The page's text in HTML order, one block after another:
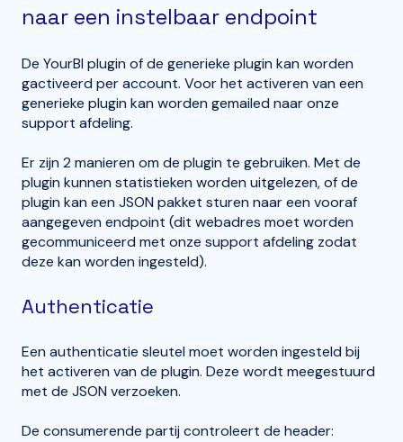
naar een instelbaar endpoint
De YourBI plugin of de generieke plugin kan worden
gactiveerd per account. Voor het activeren van een
generieke plugin kan worden gemailed naar onze
support afdeling.
Er zijn 2 manieren om de plugin te gebruiken. Met de
plugin kunnen statistieken worden uitgelezen, of de
plugin kan een JSON pakket sturen naar een vooraf
aangegeven endpoint (dit webadres moet worden
gecommuniceerd met onze support afdeling zodat
deze kan worden ingesteld).
Authenticatie
Een authenticatie sleutel moet worden ingesteld bij
het activeren van de plugin. Deze wordt meegestuurd
met de JSON verzoeken.
De consumerende partij controleert de header: